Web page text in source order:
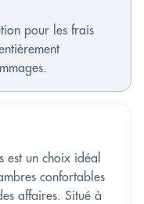
pour les frais
est un choix idéal
confortables
affaires. Situé à